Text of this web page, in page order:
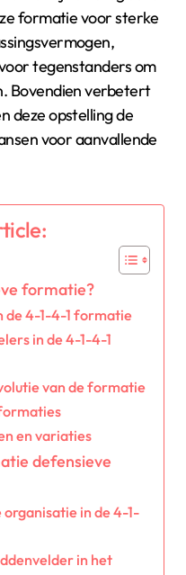
formatie voor sterke
tegenstanders om
Bovendien verbetert
deze opstelling de
voor aanvallende
formatie?
de 4-1-4-1 formatie
in de 4-1-4-1
van de formatie
en variaties
defensieve
in de 4-1-
in het